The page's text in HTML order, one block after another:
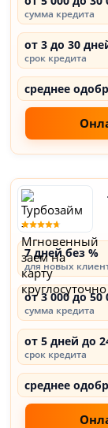
сумма кредита
от 3 до 30
срок кредита
среднее
7 дней без %
для новых
от 3 000 до 50
сумма кредита
от 5 дней до
срок кредита
среднее